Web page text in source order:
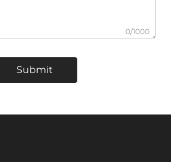
0/1000
Submit